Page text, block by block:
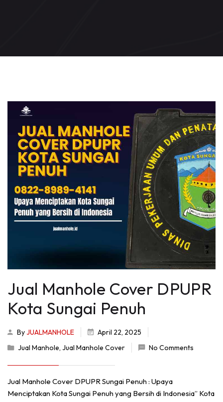
Jual Manhole Cover DPUPR
Kota Sungai Penuh
ByJUALMANHOLE
April 22, 2025
Jual Manhole, Jual Manhole Cover No Comments
Jual Manhole Cover DPUPR Sungai Penuh : Upaya
Menciptakan Kota Sungai Penuh yang Bersih di Indonesia” Kota